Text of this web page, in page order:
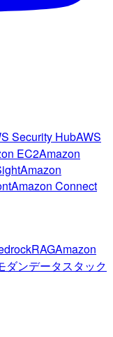
Security HubAWS
EC2Amazon
Amazon
Amazon Connect
RAGAmazon
ダンデータスタック